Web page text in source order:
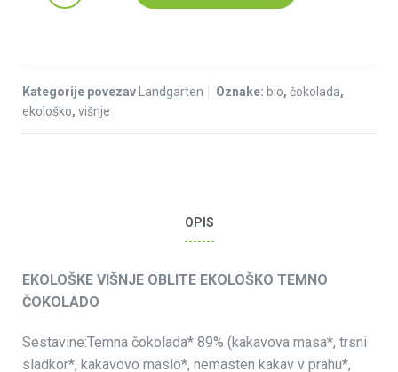
Kategorije povezav Landgarten Oznake: bio, čokolada,
ekološko, višnje
OPIS
EKOLOŠKE VIŠNJE OBLITE EKOLOŠKO TEMNO
ČOKOLADO
Sestavine:Temna čokolada* 89% (kakavova masa*, trsni
sladkor*, kakavovo maslo*, nemasten kakav v prahu*,